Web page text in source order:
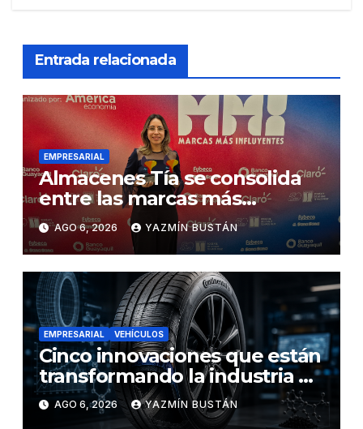
Entrada relacionada
EMPRESARIAL
Almacenes Tía se consolida
entre las marcas más
influyentes del Ecuador
AGO 6, 2026 YAZMÍN BUSTÁN
EMPRESARIAL VEHÍCULOS
Cinco innovaciones que están
transformando la industria de
los neumáticos y redefinen el
futuro de la movilidad
AGO 6, 2026 YAZMÍN BUSTÁN